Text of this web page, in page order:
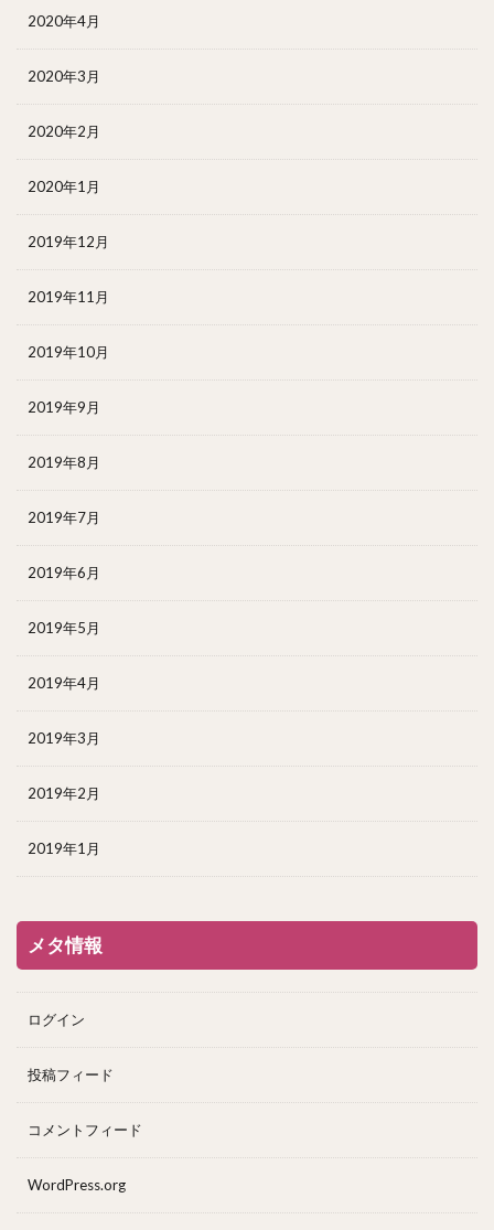
2020年4月
2020年3月
2020年2月
2020年1月
2019年12月
2019年11月
2019年10月
2019年9月
2019年8月
2019年7月
2019年6月
2019年5月
2019年4月
2019年3月
2019年2月
2019年1月
メタ情報
ログイン
投稿フィード
コメントフィード
WordPress.org